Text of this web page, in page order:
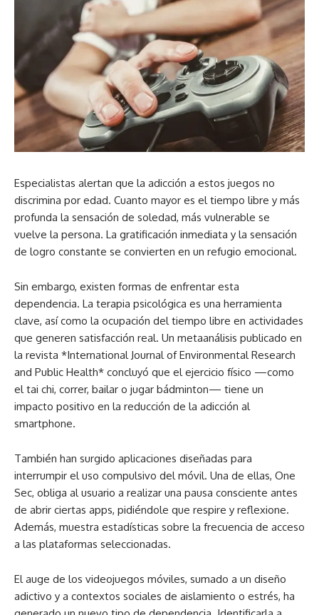
Especialistas alertan que la adicción a estos juegos no
discrimina por edad. Cuanto mayor es el tiempo libre y más
profunda la sensación de soledad, más vulnerable se
vuelve la persona. La gratificación inmediata y la sensación
de logro constante se convierten en un refugio emocional.
Sin embargo, existen formas de enfrentar esta
dependencia. La terapia psicológica es una herramienta
clave, así como la ocupación del tiempo libre en actividades
que generen satisfacción real. Un metaanálisis publicado en
la revista *International Journal of Environmental Research
and Public Health* concluyó que el ejercicio físico —como
el tai chi, correr, bailar o jugar bádminton— tiene un
impacto positivo en la reducción de la adicción al
smartphone.
También han surgido aplicaciones diseñadas para
interrumpir el uso compulsivo del móvil. Una de ellas, One
Sec, obliga al usuario a realizar una pausa consciente antes
de abrir ciertas apps, pidiéndole que respire y reflexione.
Además, muestra estadísticas sobre la frecuencia de acceso
a las plataformas seleccionadas.
El auge de los videojuegos móviles, sumado a un diseño
adictivo y a contextos sociales de aislamiento o estrés, ha